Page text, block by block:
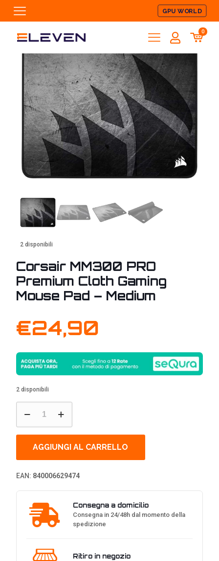
GPU WORLD
0
2 disponibili
Corsair MM300 PRO
Premium Cloth Gaming
Mouse Pad – Medium
€24,90
2 disponibili
MM300
PRO
Premium
Mouse
Pad
-
Medium
AGGIUNGI AL CARRELLO
EAN: 840006629474
Consegna a domicilio
Consegna in 24/48h dal momento della
spedizione
Ritiro in negozio